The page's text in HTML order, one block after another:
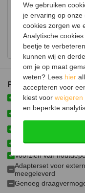
Plus- en minpunten
Speksteen zorgt voor
warmteafgifte
Compacte kachel
Geschikt voor zowel
Voorzien van
Adapterset voor
meegeleverd
Genoeg
Advies in onze
Bezoek onze
houtkachels.
Bekijk showroom
Hout opbergruimte
Luchtregelaar
Aansluiting
Doorsnede aansluiting
Gemiddelde CO
Afmetingen (B x D x H)
Gewicht
We gebruiken
je ervaring op
cookies zorgen we
Analytische
beetje te
kunnen wij en
om je op maat
weten? Lees hier
accepteren voor
kiest voorweigeren
en beperkte